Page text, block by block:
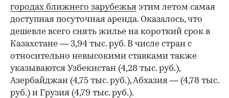
городах ближнего зарубежья этим летом самая
доступная посуточная аренда. Оказалось, что
дешевле всего снять жилье на короткий срок в
Казахстане — 3,94 тыс. руб. В числе стран с
относительно невысокими ставками также
указываются Узбекистан (4,28 тыс. руб.),
Азербайджан (4,75 тыс. руб.), Абхазия — (4,78 тыс.
руб.) и Грузия (4,79 тыс. руб.).